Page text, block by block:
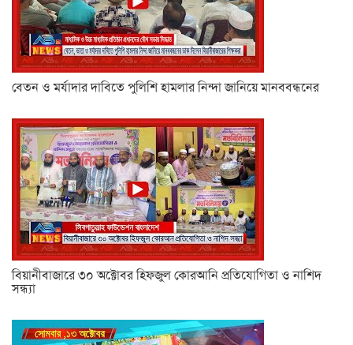
বেতন ও মর্যাদার দাবিতে পুলিশি হামলার নিন্দা জানিয়ে মানববন্ধনের
বিয়ানীবাজারে ৩০ অক্টোবর হিফজুল কোরআনি প্রতিযোগিতা ও নাশিদ
সন্ধ্যা